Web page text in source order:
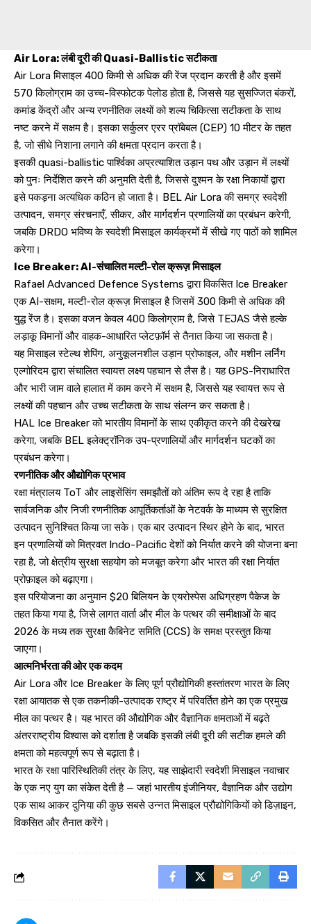
Air Lora: लंबी दूरी की Quasi-Ballistic सटीकता
Air Lora मिसाइल 400 किमी से अधिक की रेंज प्रदान करती है और इसमें
570 किलोग्राम का उच्च-विस्फोटक पेलोड होता है, जिससे यह सुसज्जित बंकरों,
कमांड केंद्रों और अन्य रणनीतिक लक्ष्यों को शल्य चिकित्सा सटीकता के साथ
नष्ट करने में सक्षम है। इसका सर्कुलर एरर प्रॉबेबल (CEP) 10 मीटर के तहत
है, जो सीधे निशाना लगाने की क्षमता प्रदान करता है।
इसकी quasi-ballistic पार्श्विका अप्रत्याशित उड़ान पथ और उड़ान में लक्ष्यों
को पुनः निर्देशित करने की अनुमति देती है, जिससे दुश्मन के रक्षा निकायों द्वारा
इसे पकड़ना अत्यधिक कठिन हो जाता है। BEL Air Lora की समग्र स्वदेशी
उत्पादन, समग्र संरचनाएँ, सीकर, और मार्गदर्शन प्रणालियों का प्रबंधन करेगी,
जबकि DRDO भविष्य के स्वदेशी मिसाइल कार्यक्रमों में सीखे गए पाठों को शामिल
करेगा।
Ice Breaker: AI-संचालित मल्टी-रोल क्रूज़ मिसाइल
Rafael Advanced Defence Systems द्वारा विकसित Ice Breaker
एक AI-सक्षम, मल्टी-रोल क्रूज़ मिसाइल है जिसमें 300 किमी से अधिक की
युद्ध रेंज है। इसका वजन केवल 400 किलोग्राम है, जिसे TEJAS जैसे हल्के
लड़ाकू विमानों और वाहक-आधारित प्लेटफ़ॉर्म से तैनात किया जा सकता है।
यह मिसाइल स्टेल्थ शेपिंग, अनुकूलनशील उड़ान प्रोफाइल, और मशीन लर्निंग
एल्गोरिदम द्वारा संचालित स्वायत्त लक्ष्य पहचान से लैस है। यह GPS-निराधारित
और भारी जाम वाले हालात में काम करने में सक्षम है, जिससे यह स्वायत्त रूप से
लक्ष्यों की पहचान और उच्च सटीकता के साथ संलग्न कर सकता है।
HAL Ice Breaker को भारतीय विमानों के साथ एकीकृत करने की देखरेख
करेगा, जबकि BEL इलेक्ट्रॉनिक उप-प्रणालियों और मार्गदर्शन घटकों का
प्रबंधन करेगा।
रणनीतिक और औद्योगिक प्रभाव
रक्षा मंत्रालय ToT और लाइसेंसिंग समझौतों को अंतिम रूप दे रहा है ताकि
सार्वजनिक और निजी रणनीतिक आपूर्तिकर्ताओं के नेटवर्क के माध्यम से सुरक्षित
उत्पादन सुनिश्चित किया जा सके। एक बार उत्पादन स्थिर होने के बाद, भारत
इन प्रणालियों को मित्रवत Indo-Pacific देशों को निर्यात करने की योजना बना
रहा है, जो क्षेत्रीय सुरक्षा सहयोग को मजबूत करेगा और भारत की रक्षा निर्यात
प्रोफ़ाइल को बढ़ाएगा।
इस परियोजना का अनुमान $20 बिलियन के एयरोस्पेस अधिग्रहण पैकेज के
तहत किया गया है, जिसे लागत वार्ता और मील के पत्थर की समीक्षाओं के बाद
2026 के मध्य तक सुरक्षा कैबिनेट समिति (CCS) के समक्ष प्रस्तुत किया
जाएगा।
आत्मनिर्भरता की ओर एक कदम
Air Lora और Ice Breaker के लिए पूर्ण प्रौद्योगिकी हस्तांतरण भारत के लिए
रक्षा आयातक से एक तकनीकी-उत्पादक राष्ट्र में परिवर्तित होने का एक प्रमुख
मील का पत्थर है। यह भारत की औद्योगिक और वैज्ञानिक क्षमताओं में बढ़ते
अंतरराष्ट्रीय विश्वास को दर्शाता है जबकि इसकी लंबी दूरी की सटीक हमले की
क्षमता को महत्वपूर्ण रूप से बढ़ाता है।
भारत के रक्षा पारिस्थितिकी तंत्र के लिए, यह साझेदारी स्वदेशी मिसाइल नवाचार
के एक नए युग का संकेत देती है — जहां भारतीय इंजीनियर, वैज्ञानिक और उद्योग
एक साथ आकर दुनिया की कुछ सबसे उन्नत मिसाइल प्रौद्योगिकियों को डिज़ाइन,
विकसित और तैनात करेंगे।